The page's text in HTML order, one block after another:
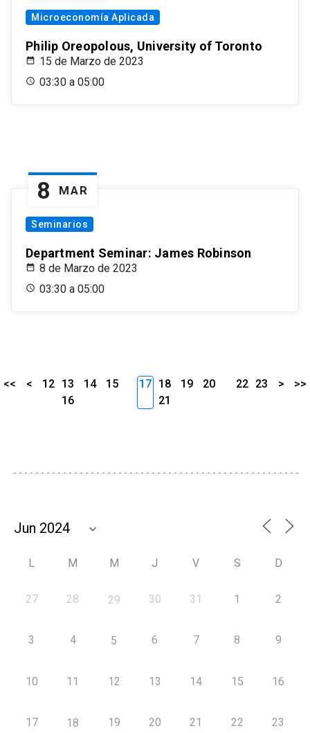
Microeconomía Aplicada
Philip Oreopolous, University of Toronto
15 de Marzo de 2023
03:30 a 05:00
8 MAR
Seminarios
Department Seminar: James Robinson
8 de Marzo de 2023
03:30 a 05:00
<< < 12 13 14
15
16
17 18 19
20
21
22 23 > >>
L M M J V S D
27 28 29 30 31 1 2
3 4 5 6 7 8 9
10 11 12 13 14 15 16
17 18 19 20 21 22 23